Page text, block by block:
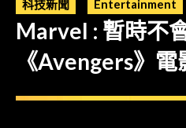
科技新聞 Entertainment
Marvel : 暫時不
《Avengers》電